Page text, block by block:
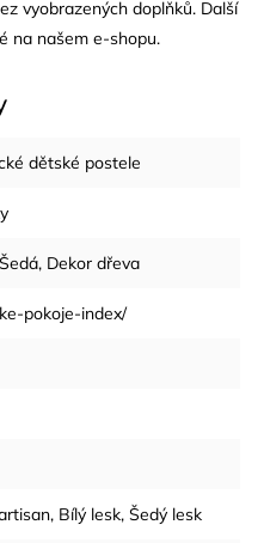
vyobrazených doplňků. Další
na našem e-shopu.
dětské postele
Šedá, Dekor dřeva
pokoje-index/
Bílý lesk, Šedý lesk